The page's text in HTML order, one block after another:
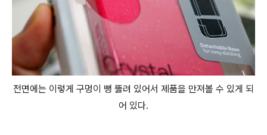
전면에는 이렇게 구멍이 뻥 뚫려 있어서 제품을 만져볼 수 있게 되
어 있다.